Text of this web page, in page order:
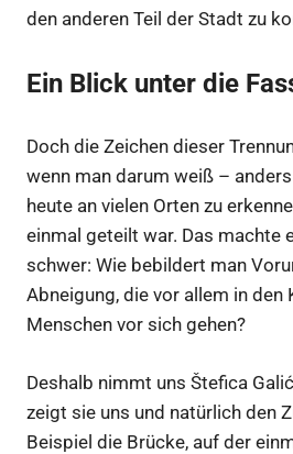
den anderen Teil der Stadt zu
Ein Blick unter die
Doch die Zeichen dieser
wenn man darum weiß –
heute an vielen Orten zu
einmal geteilt war. Das machte
schwer: Wie bebildert man
Abneigung, die vor allem in den
Menschen vor sich gehen?
Deshalb nimmt uns Štefica
zeigt sie uns und natürlich den
Beispiel die Brücke, auf der